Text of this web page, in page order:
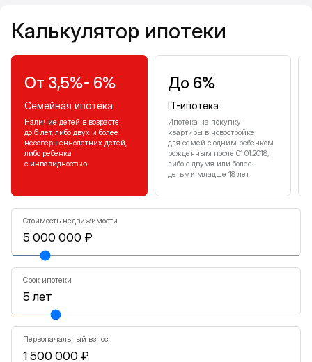
Калькулятор ипотеки
От 3,5%- 6%
Семейная ипотека
Наличие детей в возрасте
до 6 лет, либо двух и более
несовершеннолетних детей,
либо ребенка
с инвалидностью.
До 6%
IT-ипотека
Ипотека на покупку
квартиры в новостройке
для семей с одним ребенком
рожденным после 01.01.2018,
либо с двумя или более
детьми младше 18 лет
Стоимость недвижимости
Срок ипотеки
Первоначальный взнос